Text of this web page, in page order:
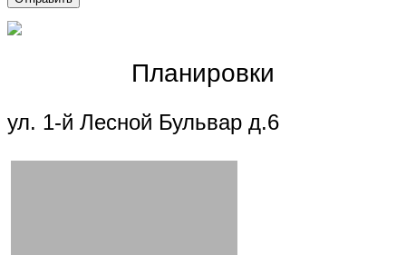
Планировки
ул. 1-й Лесной Бульвар д.6